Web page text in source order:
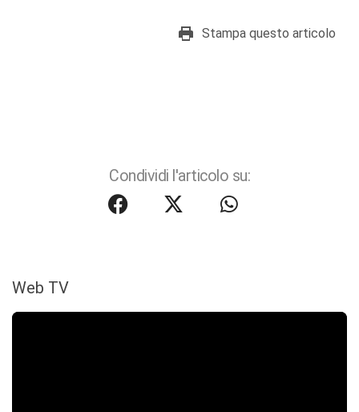
Stampa questo articolo
Condividi l'articolo su:
Web TV